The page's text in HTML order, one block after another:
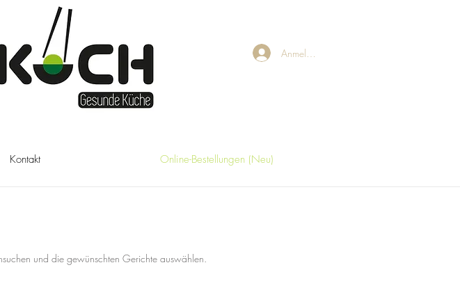
Kontakt Online-Bestellungen (Neu)
Anmelden
und die gewünschten Gerichte auswählen.